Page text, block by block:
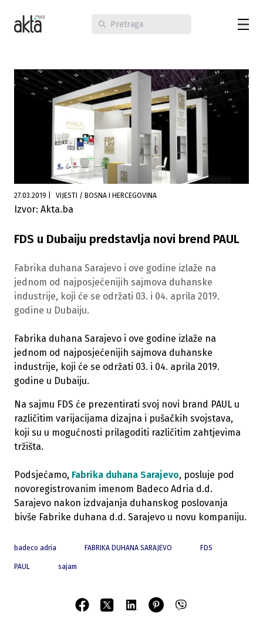
27.03.2019 VIJESTI / BOSNA I HERCEGOVINA
Izvor: Akta.ba
FDS u Dubaiju predstavlja novi brend PAUL
Fabrika duhana Sarajevo i ove godine izlaže na
jednom od najposjećenijih sajmova duhanske
industrije, koji će se održati 03. i 04. aprila 2019.
godine u Dubaiju.
Fabrika duhana Sarajevo i ove godine izlaže na
jednom od najposjećenijih sajmova duhanske
industrije, koji će se održati 03. i 04. aprila 2019.
godine u Dubaiju.
Na sajmu FDS će prezentirati svoj novi brand PAUL u
različitim varijacijama dizajna i pušačkih svojstava,
koji su u mogućnosti prilagoditi različitim zahtjevima
tržišta.
Podsjećamo, Fabrika duhana Sarajevo, posluje pod
novoregistrovanim imenom Badeco Adria d.d.
Sarajevo nakon izdvajanja duhanskog poslovanja
bivše Fabrike duhana d.d. Sarajevo u novu kompaniju.
badeco adria FABRIKA DUHANA SARAJEVO FDS
PAUL sajam